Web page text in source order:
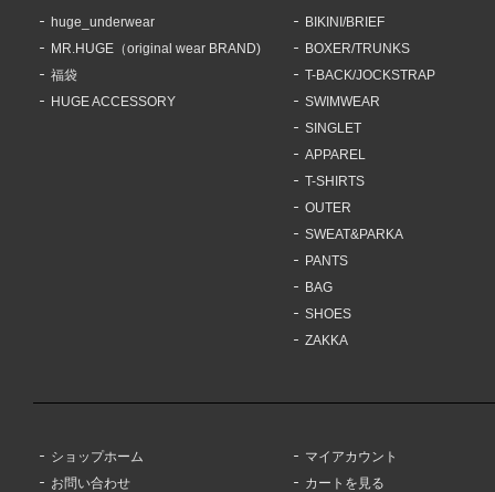
huge_underwear
MR.HUGE（original wear BRAND)
福袋
HUGE ACCESSORY
BIKINI/BRIEF
BOXER/TRUNKS
T-BACK/JOCKSTRAP
SWIMWEAR
SINGLET
APPAREL
T-SHIRTS
OUTER
SWEAT&PARKA
PANTS
BAG
SHOES
ZAKKA
ショップホーム
お問い合わせ
マイアカウント
カートを見る